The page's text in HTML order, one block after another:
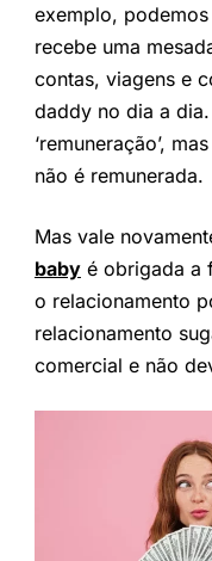
exemplo,
recebe uma
contas, viagens e
daddy no dia a
‘remuneração’,
não é remunerada.
Mas vale
babyé obrigada a
o relacionamento
relacionamento
comercial e não